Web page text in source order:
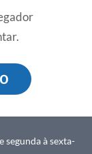
segunda à sexta-